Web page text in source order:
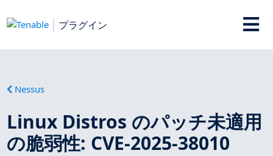
プラグイン
Nessus
Linux Distros のパッチ未適用
の脆弱性: CVE-2025-38010